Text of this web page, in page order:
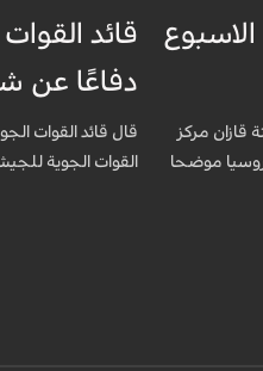
قازان مركز
روسيا موضحا
قائد
دفاعًا عن
قال قائد القوات
القوات الجوية